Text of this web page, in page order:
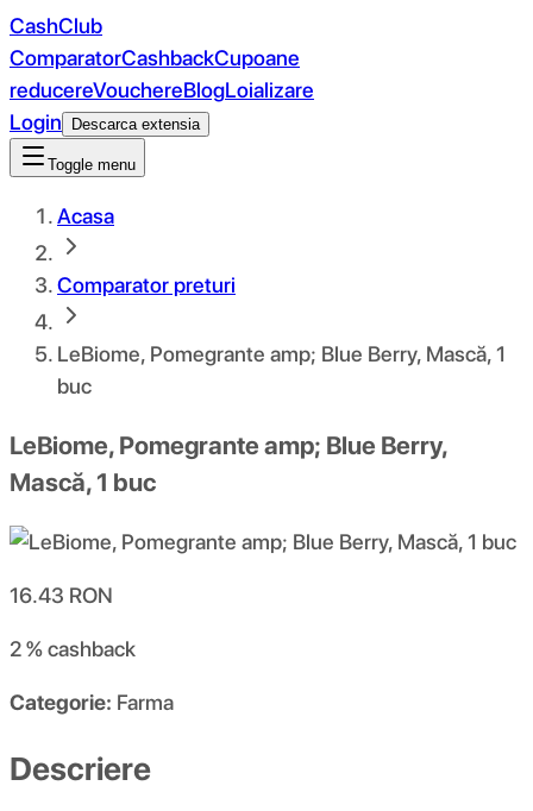
CashClub
ComparatorCashbackCupoane
reducereVouchereBlogLoializare
Login
Descarca extensia
Toggle menu
Acasa
Comparator preturi
LeBiome, Pomegrante amp; Blue Berry, Mască, 1
buc
LeBiome, Pomegrante amp; Blue Berry,
Mască, 1 buc
16.43 RON
2 %cashback
Categorie: Farma
Descriere